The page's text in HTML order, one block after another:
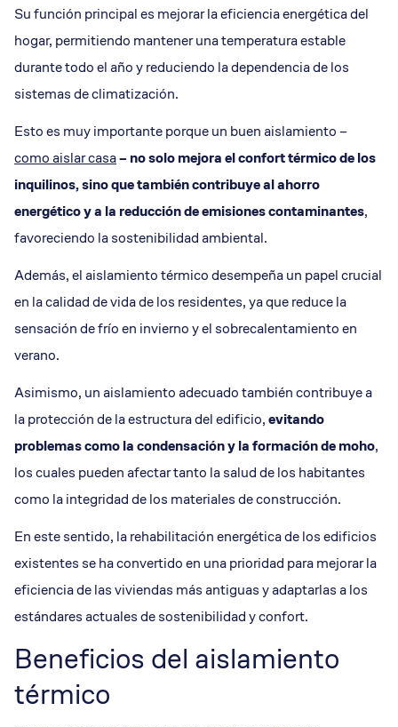
Su función principal es mejorar la eficiencia energética del
hogar, permitiendo mantener una temperatura estable
durante todo el año y reduciendo la dependencia de los
sistemas de climatización.
Esto es muy importante porque un buen aislamiento –
como aislar casa– no solo mejora el confort térmico de los
inquilinos, sino que también contribuye al ahorro
energético y a la reducción de emisiones contaminantes,
favoreciendo la sostenibilidad ambiental.
Además, el aislamiento térmico desempeña un papel crucial
en la calidad de vida de los residentes, ya que reduce la
sensación de frío en invierno y el sobrecalentamiento en
verano.
Asimismo, un aislamiento adecuado también contribuye a
la protección de la estructura del edificio,evitando
problemas como la condensación y la formación de moho,
los cuales pueden afectar tanto la salud de los habitantes
como la integridad de los materiales de construcción.
En este sentido, la rehabilitación energética de los edificios
existentes se ha convertido en una prioridad para mejorar la
eficiencia de las viviendas más antiguas y adaptarlas a los
estándares actuales de sostenibilidad y confort.
Beneficios del aislamiento
térmico